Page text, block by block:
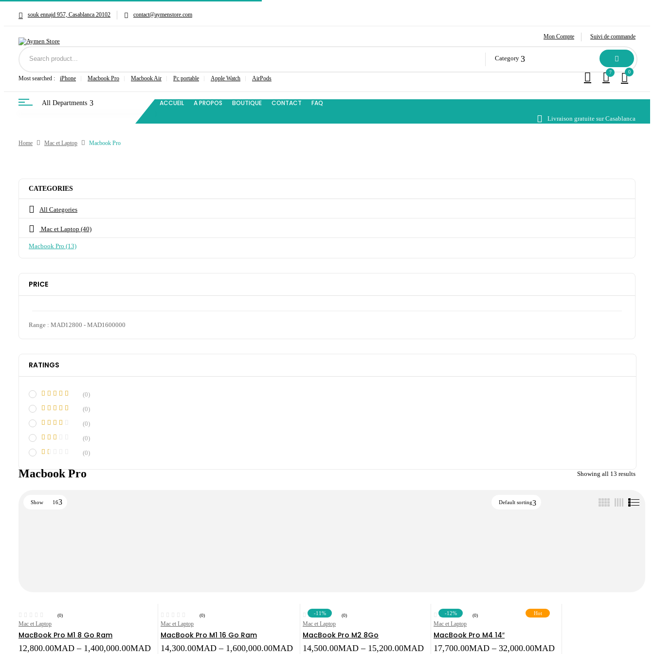
souk ennajd 957, Casablanca 20102 contact@aymenstore.com
Mon Compte Suivi de commande
Category
Most searched : iPhone Macbook Pro Macbook Air Pc portable Apple Watch AirPods
7 0
All Departments ACCUEIL A PROPOS BOUTIQUE CONTACT FAQ
Livraison gratuite sur Casablanca
Home Mac et Laptop Macbook Pro
CATEGORIES
All Categories
Mac et Laptop (40)
Macbook Pro (13)
PRICE
Range : MAD12800 - MAD1600000
RATINGS
(0)
(0)
(0)
(0)
(0)
Macbook Pro Showing all 13 results
Default sorting
Show 16
(0)
Mac et Laptop
MacBook Pro M1 8 Go Ram
12,800.00MAD – 1,400,000.00MADPrice
(0)
Mac et Laptop
MacBook Pro M1 16 Go Ram
14,300.00MAD – 1,600,000.00MADPrice
-11% (0)
Mac et Laptop
MacBook Pro M2 8Go
14,500.00MAD – 15,200.00MADPrice
Hot
-12% (0)
Mac et Laptop
MacBook Pro M4 14″
17,700.00MAD – 32,000.00MADPrice